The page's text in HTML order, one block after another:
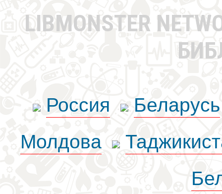
LIBMONSTER
Россия
Беларусь
Молдова